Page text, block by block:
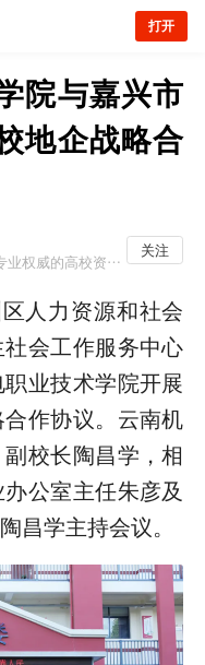
打开
院与嘉兴市
地企战略合
未来网高校，专业权威的高校资讯平台
关注
人力资源和社会
会工作服务中心
业技术学院开展
作协议。云南机
校长陶昌学，相
公室主任朱彦及
昌学主持会议。